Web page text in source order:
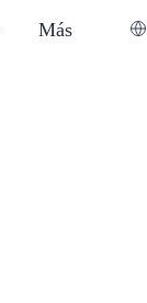
Más